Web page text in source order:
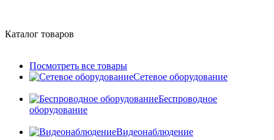
Каталог товаров
Посмотреть все товары
Сетевое оборудование
Беспроводное
оборудование
Видеонаблюдение